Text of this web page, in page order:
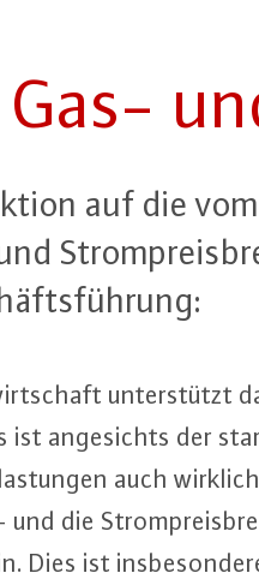
Gas-
auf die
un­ter­stützt
ist an­ge­sichts der
auch
und die
Dies ist